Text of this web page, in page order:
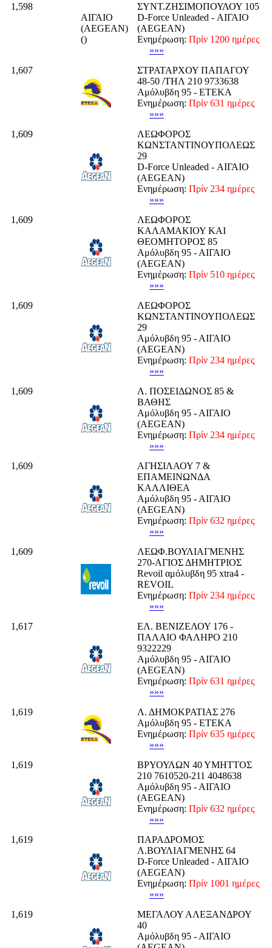
1,598
ΑΙΓΑΙΟ
(AEGEAN)
()
ΣΥΝΤ.ΖΗΣΙΜΟΠΟΥΛΟΥ 105
D-Force Unleaded - ΑΙΓΑΙΟ
(AEGEAN)
Ενημέρωση: Πρίν 1200 ημέρες
»»»
1,607
ΣΤΡΑΤΑΡΧΟΥ ΠΑΠΑΓΟΥ
48-50 /ΤΗΛ 210 9733638
Αμόλυβδη 95 - ΕΤΕΚΑ
Ενημέρωση: Πρίν 631 ημέρες
»»»
1,609
ΛΕΩΦΟΡΟΣ
ΚΩΝΣΤΑΝΤΙΝΟΥΠΟΛΕΩΣ
29
D-Force Unleaded - ΑΙΓΑΙΟ
(AEGEAN)
Ενημέρωση: Πρίν 234 ημέρες
»»»
1,609
ΛΕΩΦΟΡΟΣ
ΚΑΛΑΜΑΚΙΟΥ ΚΑΙ
ΘΕΟΜΗΤΟΡΟΣ 85
Αμόλυβδη 95 - ΑΙΓΑΙΟ
(AEGEAN)
Ενημέρωση: Πρίν 510 ημέρες
»»»
1,609
ΛΕΩΦΟΡΟΣ
ΚΩΝΣΤΑΝΤΙΝΟΥΠΟΛΕΩΣ
29
Αμόλυβδη 95 - ΑΙΓΑΙΟ
(AEGEAN)
Ενημέρωση: Πρίν 234 ημέρες
»»»
1,609
Λ. ΠΟΣΕΙΔΩΝΟΣ 85 &
ΒΑΘΗΣ
Αμόλυβδη 95 - ΑΙΓΑΙΟ
(AEGEAN)
Ενημέρωση: Πρίν 234 ημέρες
»»»
1,609
ΑΓΗΣΙΛΑΟΥ 7 &
ΕΠΑΜΕΙΝΩΝΔΑ
ΚΑΛΛΙΘΕΑ
Αμόλυβδη 95 - ΑΙΓΑΙΟ
(AEGEAN)
Ενημέρωση: Πρίν 632 ημέρες
»»»
1,609
ΛΕΩΦ.ΒΟΥΛΙΑΓΜΕΝΗΣ
270-ΑΓΙΟΣ ΔΗΜΗΤΡΙΟΣ
Revoil αμόλυβδη 95 xtra4 -
REVOIL
Ενημέρωση: Πρίν 234 ημέρες
»»»
1,617
ΕΛ. ΒΕΝΙΖΕΛΟΥ 176 -
ΠΑΛΑΙΟ ΦΑΛΗΡΟ 210
9322229
Αμόλυβδη 95 - ΑΙΓΑΙΟ
(AEGEAN)
Ενημέρωση: Πρίν 631 ημέρες
»»»
1,619
Λ. ΔΗΜΟΚΡΑΤΙΑΣ 276
Αμόλυβδη 95 - ΕΤΕΚΑ
Ενημέρωση: Πρίν 635 ημέρες
»»»
1,619
ΒΡΥΟΥΛΩΝ 40 ΥΜΗΤΤΟΣ
210 7610520-211 4048638
Αμόλυβδη 95 - ΑΙΓΑΙΟ
(AEGEAN)
Ενημέρωση: Πρίν 632 ημέρες
»»»
1,619
ΠΑΡΑΔΡΟΜΟΣ
Λ.ΒΟΥΛΙΑΓΜΕΝΗΣ 64
D-Force Unleaded - ΑΙΓΑΙΟ
(AEGEAN)
Ενημέρωση: Πρίν 1001 ημέρες
»»»
1,619
ΜΕΓΑΛΟΥ ΑΛΕΞΑΝΔΡΟΥ
40
Αμόλυβδη 95 - ΑΙΓΑΙΟ